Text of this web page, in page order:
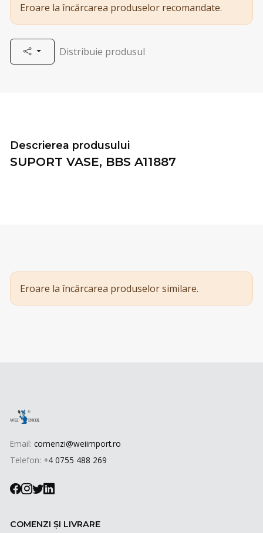
Eroare la încărcarea produselor recomandate.
Distribuie produsul
Descrierea produsului
SUPORT VASE, BBS A11887
Eroare la încărcarea produselor similare.
Email: comenzi@weiimport.ro
Telefon: +4 0755 488 269
COMENZI ȘI LIVRARE